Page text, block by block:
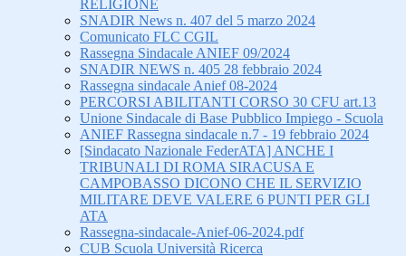
RELIGIONE
SNADIR News n. 407 del 5 marzo 2024
Comunicato FLC CGIL
Rassegna Sindacale ANIEF 09/2024
SNADIR NEWS n. 405 28 febbraio 2024
Rassegna sindacale Anief 08-2024
PERCORSI ABILITANTI CORSO 30 CFU art.13
Unione Sindacale di Base Pubblico Impiego - Scuola
ANIEF Rassegna sindacale n.7 - 19 febbraio 2024
[Sindacato Nazionale FederATA] ANCHE I
TRIBUNALI DI ROMA SIRACUSA E
CAMPOBASSO DICONO CHE IL SERVIZIO
MILITARE DEVE VALERE 6 PUNTI PER GLI
ATA
Rassegna-sindacale-Anief-06-2024.pdf
CUB Scuola Università Ricerca